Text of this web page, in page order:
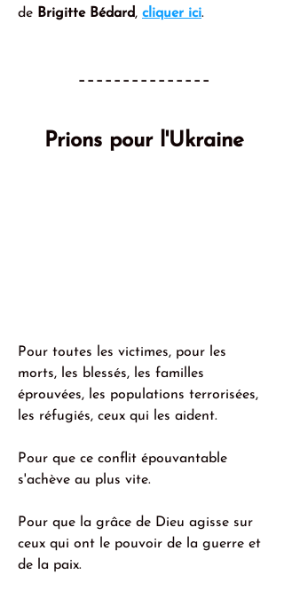
de Brigitte Bédard, cliquer ici.
---------------
Prions pour l'Ukraine
Pour toutes les victimes, pour les
morts, les blessés, les familles
éprouvées, les populations terrorisées,
les réfugiés, ceux qui les aident.
Pour que ce conflit épouvantable
s'achève au plus vite.
Pour que la grâce de Dieu agisse sur
ceux qui ont le pouvoir de la guerre et
de la paix.